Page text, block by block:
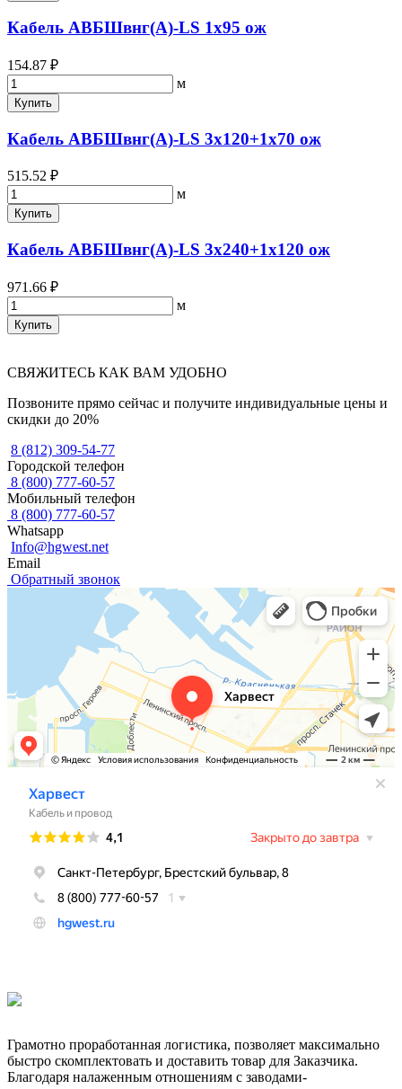
Кабель АВБШвнг(А)-LS 1х95 ож
154.87 ₽
м
Купить
Кабель АВБШвнг(А)-LS 3х120+1х70 ож
515.52 ₽
м
Купить
Кабель АВБШвнг(А)-LS 3х240+1х120 ож
971.66 ₽
м
Купить
СВЯЖИТЕСЬ КАК ВАМ УДОБНО
Позвоните прямо сейчас и получите индивидуальные цены и
скидки до 20%
8 (812) 309-54-77
Городской телефон
8 (800) 777-60-57
Мобильный телефон
8 (800) 777-60-57
Whatsapp
Info@hgwest.net
Email
Обратный звонок
Грамотно проработанная логистика, позволяет максимально
быстро скомплектовать и доставить товар для Заказчика.
Благодаря налаженным отношениям с заводами-